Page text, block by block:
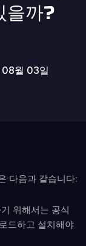
을까?
월 03일
다음과 같습니다:
위해서는 공식
드하고 설치해야